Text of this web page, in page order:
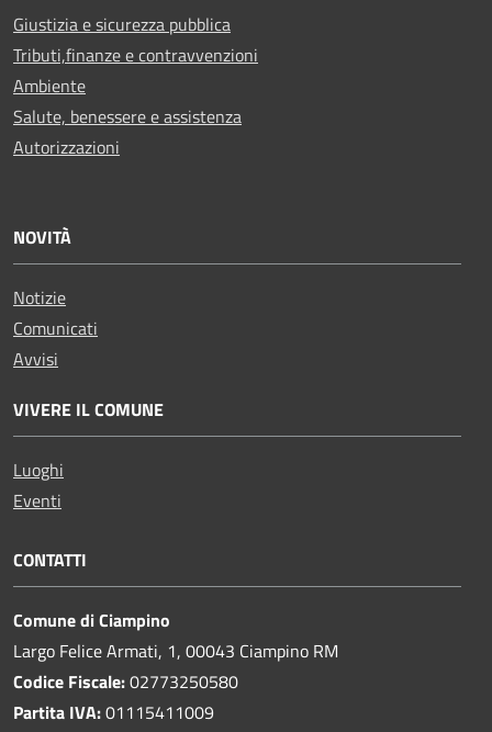
Giustizia e sicurezza pubblica
Tributi,finanze e contravvenzioni
Ambiente
Salute, benessere e assistenza
Autorizzazioni
NOVITÀ
Notizie
Comunicati
Avvisi
VIVERE IL COMUNE
Luoghi
Eventi
CONTATTI
Comune di Ciampino
Largo Felice Armati, 1, 00043 Ciampino RM
Codice Fiscale:02773250580
Partita IVA:01115411009